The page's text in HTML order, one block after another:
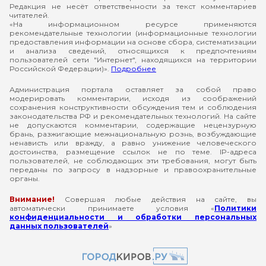
Редакция не несёт ответственности за текст комментариев
читателей.
«На информационном ресурсе применяются
рекомендательные технологии (информационные технологии
предоставления информации на основе сбора, систематизации
и анализа сведений, относящихся к предпочтениям
пользователей сети "Интернет", находящихся на территории
Российской Федерации)». Подробнее
Администрация портала оставляет за собой право
модерировать комментарии, исходя из соображений
сохранения конструктивности обсуждения тем и соблюдения
законодательства РФ и рекомендательных технологий. На сайте
не допускаются комментарии, содержащие нецензурную
брань, разжигающие межнациональную рознь, возбуждающие
ненависть или вражду, а равно унижение человеческого
достоинства, размещение ссылок не по теме. IP-адреса
пользователей, не соблюдающих эти требования, могут быть
переданы по запросу в надзорные и правоохранительные
органы.
Внимание! Совершая любые действия на сайте, вы
автоматически принимаете условия «Политики
конфиденциальности и обработки персональных
данных пользователей»